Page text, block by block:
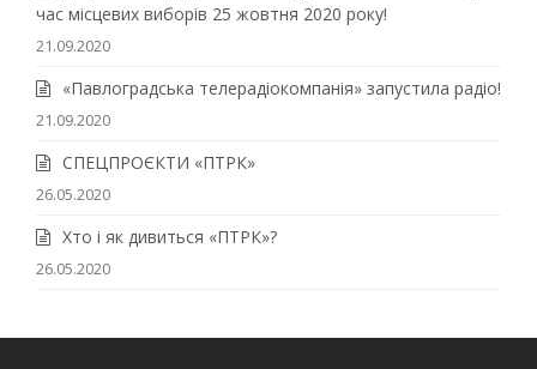
час місцевих виборів 25 жовтня 2020 року!
21.09.2020
«Павлоградська телерадіокомпанія» запустила радіо!
21.09.2020
СПЕЦПРОЄКТИ «ПТРК»
26.05.2020
Хто і як дивиться «ПТРК»?
26.05.2020